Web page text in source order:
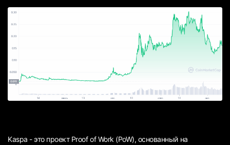
Kaspa - это проект Proof of Work (PoW), основанный на